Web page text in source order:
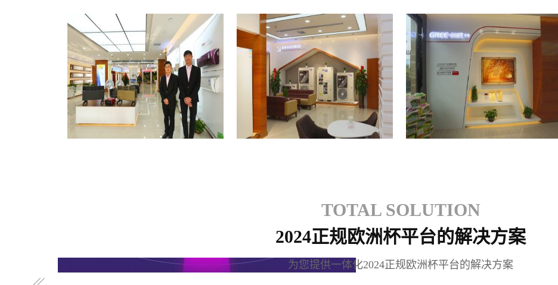
TOTAL SOLUTION
2024正规欧洲杯平台的解决方案
为您提供一体化2024正规欧洲杯平台的解决方案